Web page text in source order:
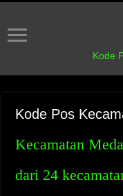
Kode
Kode Pos
Kecamatan
dari 24